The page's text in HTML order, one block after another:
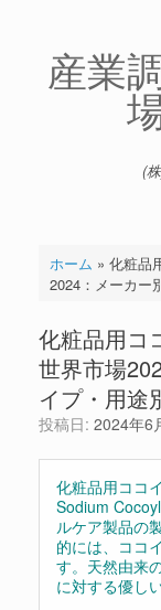
産業
(
ホーム » 化粧品
2024：メーカー
化粧品用コ
世界市場
イプ・用途
投稿日: 2024年6
化粧品用ココ
Sodium
ルケア製品の
的には、ココ
す。天然由来
に対する優し